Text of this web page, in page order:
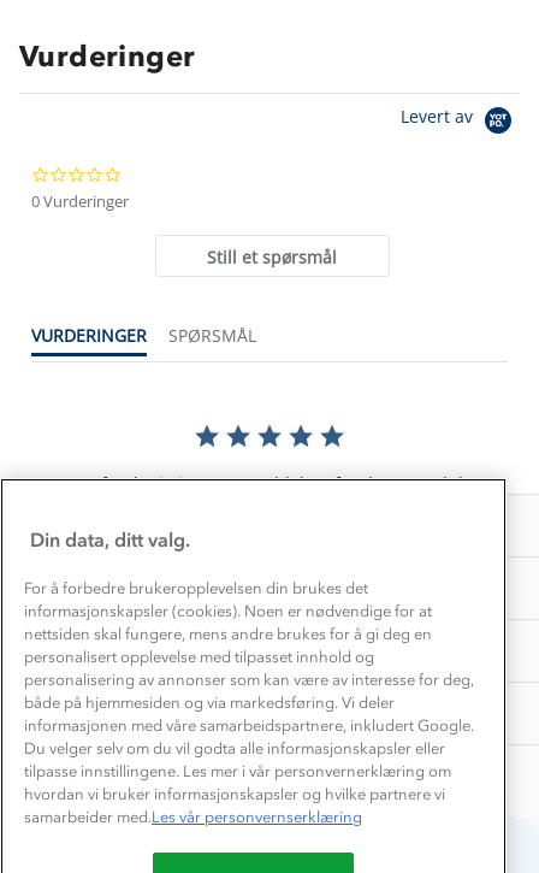
Vurderinger
Levert av
star
0 Vurderinger
Still et spørsmål
VURDERINGER SPØRSMÅL
Det er foreløpig ingen anmeldelser for dette produktet.
Kundeservice
Kundeklubb
Bedrift, barnehage og SFO
OM OSS
Klima og miljø
1% til samfunnet
TIPS OG RÅD
Trelagsprinsippet barn
Alt du trenger til Norgesferien
Gravidklær
Vask og vedlikehold
EL-retur
Store størrelser
Turmat oppskrifter
Beredskap
AKTIVITETER
Få turinspirasjon og tips her⛰
Storms turtips🐿️
Leirskole 🥾
Barnehageansatt
Tips til hyttetur
Din data, ditt valg.
For å forbedre brukeropplevelsen din brukes det
informasjonskapsler (cookies). Noen er nødvendige for at
nettsiden skal fungere, mens andre brukes for å gi deg en
personalisert opplevelse med tilpasset innhold og
personalisering av annonser som kan være av interesse for deg,
både på hjemmesiden og via markedsføring. Vi deler
informasjonen med våre samarbeidspartnere, inkludert Google.
Du velger selv om du vil godta alle informasjonskapsler eller
tilpasse innstillingene. Les mer i vår personvernerklæring om
hvordan vi bruker informasjonskapsler og hvilke partnere vi
samarbeider med.Les vår personvernserklæring